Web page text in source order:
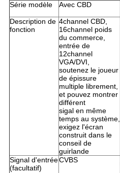
Série modèle
Avec CBD
Description de
fonction
4channel CBD,
16channel poids
du commerce,
entrée de
12channel
VGA/DVI,
soutenez le joueur
de épissure
multiple librement,
et pouvez montrer
différent
sigal en même
temps au système,
exigez l'écran
construit dans le
conseil de
guirlande
Signal d'entrée
(facultatif)
CVBS